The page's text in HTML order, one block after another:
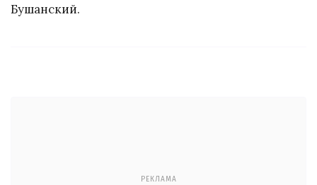
Бушанский.
РЕКЛАМА